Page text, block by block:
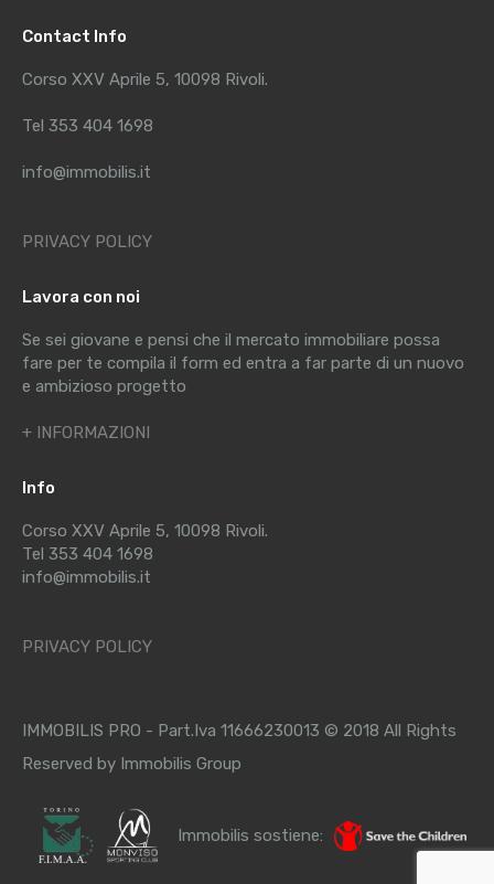
Contact Info
Corso XXV Aprile 5, 10098 Rivoli.
Tel 353 404 1698
info@immobilis.it
PRIVACY POLICY
Lavora con noi
Se sei giovane e pensi che il mercato immobiliare possa
fare per te compila il form ed entra a far parte di un nuovo
e ambizioso progetto
+ INFORMAZIONI
Info
Corso XXV Aprile 5, 10098 Rivoli.
Tel 353 404 1698
info@immobilis.it
PRIVACY POLICY
IMMOBILIS PRO - Part.Iva 11666230013 © 2018 All Rights
Reserved by Immobilis Group
Immobilis sostiene: